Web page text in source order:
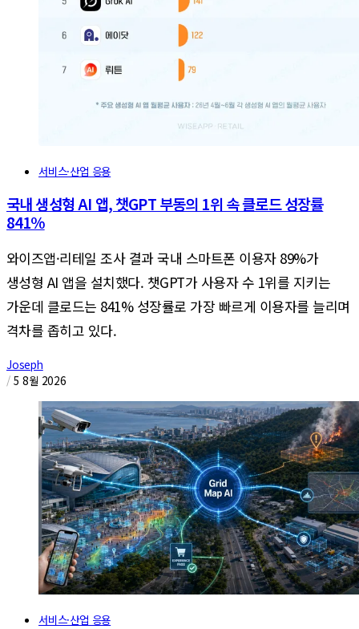
서비스·산업 응용
국내 생성형 AI 앱, 챗GPT 부동의 1위 속 클로드 성장률
841%
와이즈앱·리테일 조사 결과 국내 스마트폰 이용자 89%가
생성형 AI 앱을 설치했다. 챗GPT가 사용자 수 1위를 지키는
가운데 클로드는 841% 성장률로 가장 빠르게 이용자를 늘리며
격차를 좁히고 있다.
Joseph
/ 5 8월 2026
서비스·산업 응용